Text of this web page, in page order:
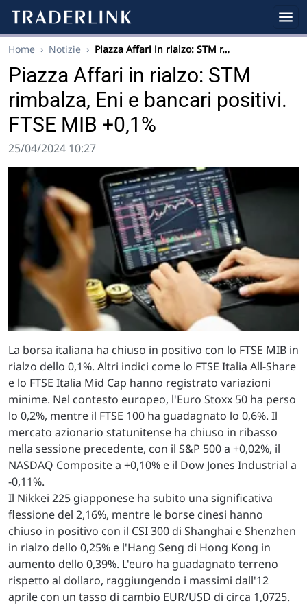
Home › Notizie › Piazza Affari in rialzo: STM r…
Piazza Affari in rialzo: STM
rimbalza, Eni e bancari positivi.
FTSE MIB +0,1%
25/04/2024 10:27
La borsa italiana ha chiuso in positivo con lo FTSE MIB in
rialzo dello 0,1%. Altri indici come lo FTSE Italia All-Share
e lo FTSE Italia Mid Cap hanno registrato variazioni
minime. Nel contesto europeo, l'Euro Stoxx 50 ha perso
lo 0,2%, mentre il FTSE 100 ha guadagnato lo 0,6%. Il
mercato azionario statunitense ha chiuso in ribasso
nella sessione precedente, con il S&P 500 a +0,02%, il
NASDAQ Composite a +0,10% e il Dow Jones Industrial a
-0,11%.
Il Nikkei 225 giapponese ha subito una significativa
flessione del 2,16%, mentre le borse cinesi hanno
chiuso in positivo con il CSI 300 di Shanghai e Shenzhen
in rialzo dello 0,25% e l'Hang Seng di Hong Kong in
aumento dello 0,39%. L'euro ha guadagnato terreno
rispetto al dollaro, raggiungendo i massimi dall'12
aprile con un tasso di cambio EUR/USD di circa 1,0725.